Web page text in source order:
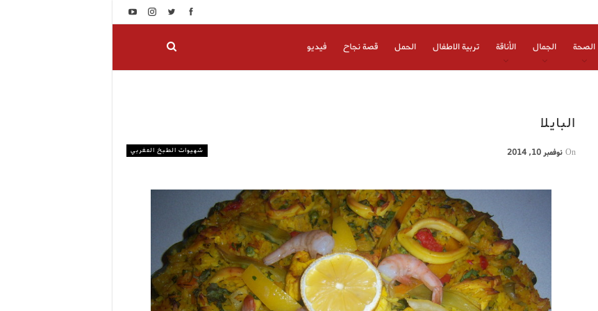
الصحة الجمال الأناقة تربية الاطفال الحمل قصة نجاح فيديو
البايلا
شهيوات الطبخ المغربي On نوفمبر 10, 2014